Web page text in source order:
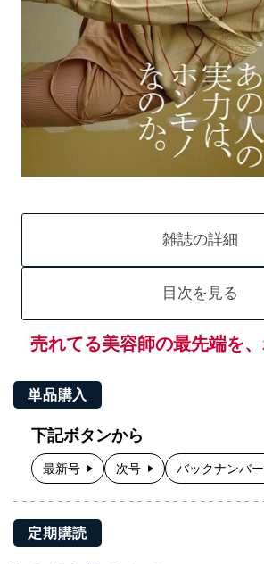
雑誌の詳細
目次を見る
売れてる美容師の最先端を
単品購入
下記ボタンから
最新号 次号 バックナンバー
定期購読